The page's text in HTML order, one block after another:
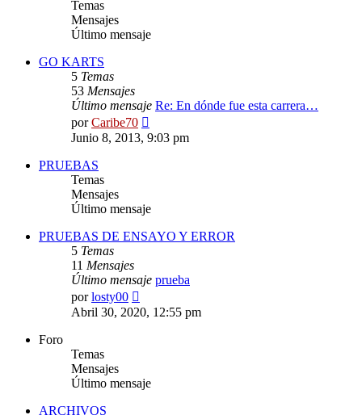
Temas
Mensajes
Último mensaje
GO KARTS
5 Temas
53 Mensajes
Último mensaje Re: En dónde fue esta carrera…
porCaribe70
último
mensaje
Junio 8, 2013, 9:03 pm
PRUEBAS
Temas
Mensajes
Último mensaje
PRUEBAS DE ENSAYO Y ERROR
5 Temas
11 Mensajes
Último mensaje prueba
porlosty00
último
Abril 30, 2020, 12:55 pm
Foro
Temas
Mensajes
Último mensaje
ARCHIVOS